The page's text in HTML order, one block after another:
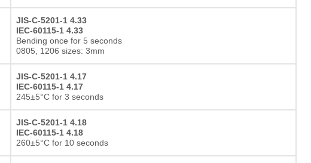
JIS-C-5201-1 4.33
IEC-60115-1 4.33
Bending once for 5 seconds
0805, 1206 sizes: 3mm
JIS-C-5201-1 4.17
IEC-60115-1 4.17
245±5°C for 3 seconds
JIS-C-5201-1 4.18
IEC-60115-1 4.18
260±5°C for 10 seconds